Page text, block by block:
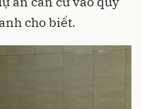
cho biết.